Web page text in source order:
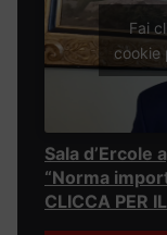
Fai
cookie
Sala d’Ercole
“Norma
CLICCA PER